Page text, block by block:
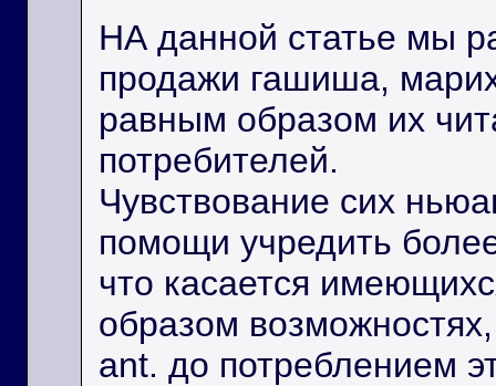
НА данной статье мы
продажи гашиша,
равным образом их
потребителей.
Чувствование сих
помощи учредить
что касается
образом
ant. до потреблением